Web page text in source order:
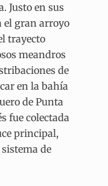
Justo en sus
el gran arroyo
trayecto
meandros
de
en la bahía
de Punta
fue colectada
principal,
de